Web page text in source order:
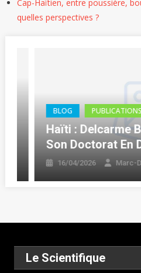
Cap-Haïtien, entre poussière,
quelles perspectives ?
BLOG PUBLICATIONS
Haïti : Delcarme
Son Doctorat En
16/04/2026 Marc-
Le Scientifique